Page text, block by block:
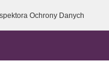
Ochrony Danych